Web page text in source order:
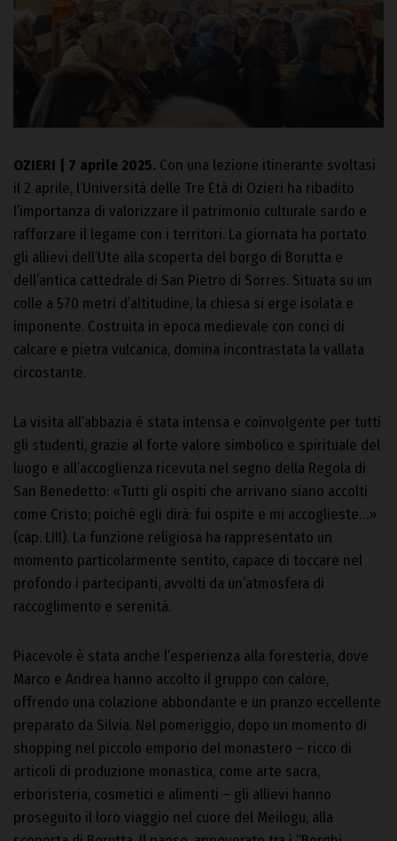
OZIERI | 7 aprile 2025. Con una lezione itinerante svoltasi
il 2 aprile, l’Università delle Tre Età di Ozieri ha ribadito
l’importanza di valorizzare il patrimonio culturale sardo e
rafforzare il legame con i territori. La giornata ha portato
gli allievi dell’Ute alla scoperta del borgo di Borutta e
dell’antica cattedrale di San Pietro di Sorres. Situata su un
colle a 570 metri d’altitudine, la chiesa si erge isolata e
imponente. Costruita in epoca medievale con conci di
calcare e pietra vulcanica, domina incontrastata la vallata
circostante.
La visita all’abbazia è stata intensa e coinvolgente per tutti
gli studenti, grazie al forte valore simbolico e spirituale del
luogo e all’accoglienza ricevuta nel segno della Regola di
San Benedetto: «Tutti gli ospiti che arrivano siano accolti
come Cristo; poiché egli dirà: fui ospite e mi accoglieste…»
(cap. LIII). La funzione religiosa ha rappresentato un
momento particolarmente sentito, capace di toccare nel
profondo i partecipanti, avvolti da un’atmosfera di
raccoglimento e serenità.
Piacevole è stata anche l’esperienza alla foresteria, dove
Marco e Andrea hanno accolto il gruppo con calore,
offrendo una colazione abbondante e un pranzo eccellente
preparato da Silvia. Nel pomeriggio, dopo un momento di
shopping nel piccolo emporio del monastero – ricco di
articoli di produzione monastica, come arte sacra,
erboristeria, cosmetici e alimenti – gli allievi hanno
proseguito il loro viaggio nel cuore del Meilogu, alla